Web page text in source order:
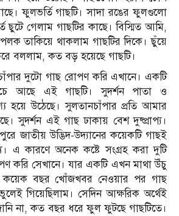
ফুলভর্তি গাছটি। সাদা রঙের ফুলগুলো
ছুটে গেলাম গাছটির কাছে। বিস্মিত আমি,
তাকিয়ে থাকলাম গাছটির দিকে। ছুঁয়ে
বললাম, কত বড় হয়েছে গাছটি।
দুটো গাছ রোপণ করি এখানে। একটি
আছে এই গাছটি। সুদর্শন পাতা ও
হয়ে উঠেছে। সুলতানচাঁপার প্রতি আমার
সুদর্শন এই গাছ ঢাকায় বেশ দুষ্প্রাপ্য।
জাতীয় উদ্ভিদ-উদ্যানের কয়েকটি গাছই
এ কারণে অনেক কষ্টে সংগ্রহ করা দুটি
করি সেখানে। যার একটি এখন মাথা উঁচু
কয়েক বছর খোঁজখবর নেওয়ার পর গাছ
গিয়েছিলাম। সেদিন আক্ষরিক অর্থেই
না, কত বছর ধরে ফুল ফুটছে গাছটিতে।